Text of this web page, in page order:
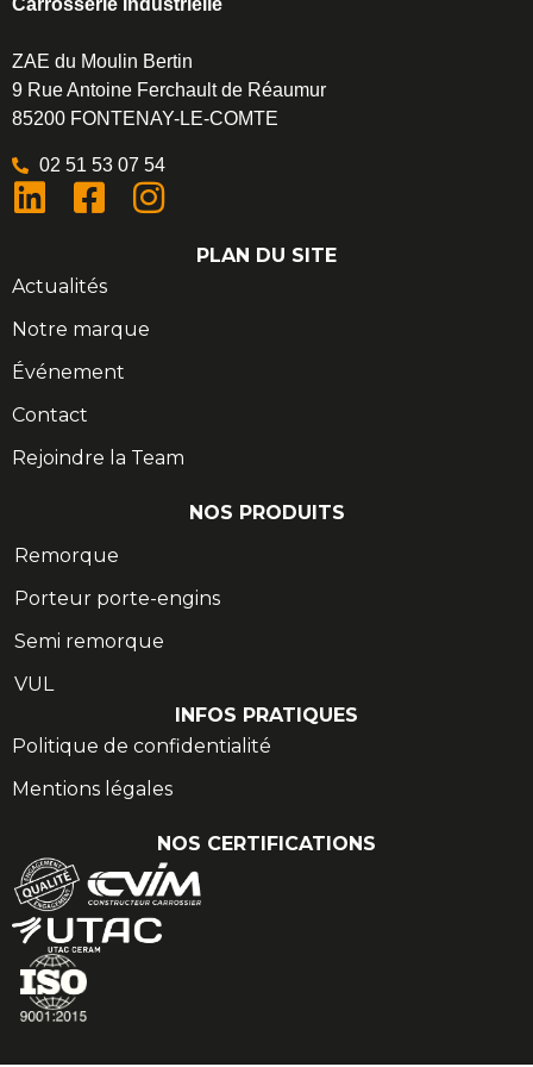
ZAE du Moulin Bertin
9 Rue Antoine Ferchault de Réaumur
85200 FONTENAY-LE-COMTE
02 51 53 07 54
PLAN DU SITE
Actualités
Notre marque
Événement
Contact
Rejoindre la Team
NOS PRODUITS
Remorque
Porteur porte-engins
Semi remorque
VUL
INFOS PRATIQUES
Politique de confidentialité
Mentions légales
NOS CERTIFICATIONS